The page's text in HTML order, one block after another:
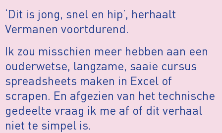
‘Dit is jong, snel en hip’, herhaalt
Vermanen voortdurend.
Ik zou misschien meer hebben aan een
ouderwetse, langzame, saaie cursus
spreadsheets maken in Excel of
scrapen. En afgezien van het technische
gedeelte vraag ik me af of dit verhaal
niet te simpel is.